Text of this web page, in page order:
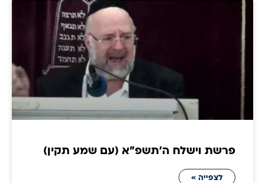
פרשת וישלח ה׳תשפ״א (עם שמע תקין)
לצפייה »